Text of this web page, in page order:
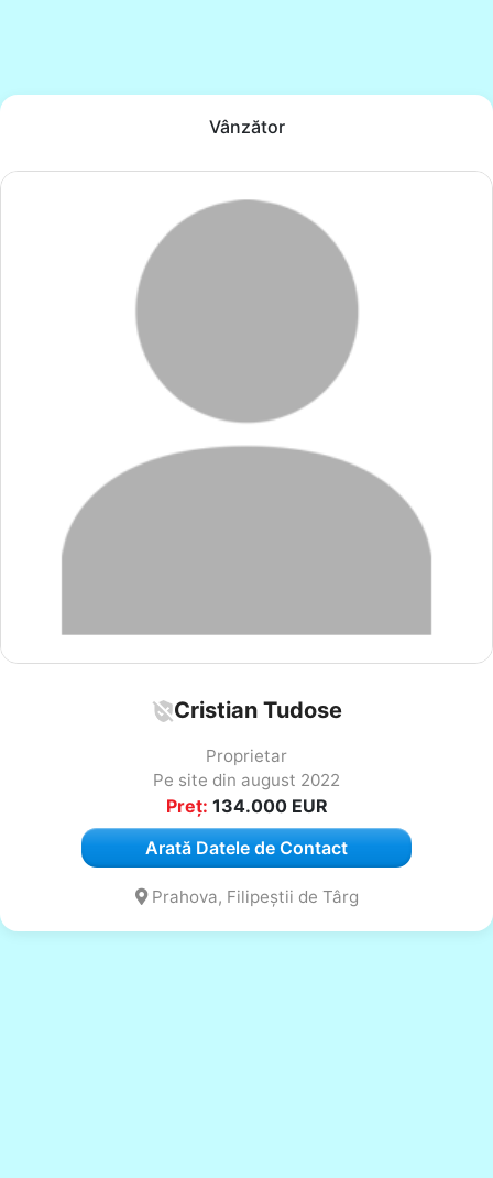
Vânzător
Cristian Tudose
Proprietar
Pe site din august 2022
Preț: 134.000 EUR
Arată Datele de Contact
Prahova, Filipeștii de Târg